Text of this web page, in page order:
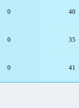
0 40
0 35
0 41